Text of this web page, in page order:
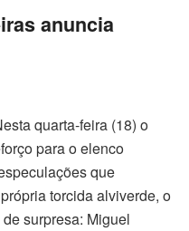
anuncia
quarta-feira (18) o
para o elenco
que
torcida alviverde, o
surpresa: Miguel